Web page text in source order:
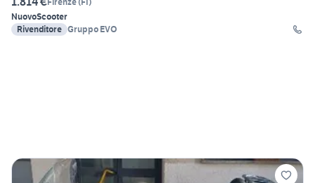
NuovoScooter
Rivenditore Gruppo EVO